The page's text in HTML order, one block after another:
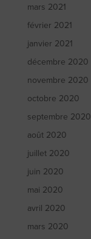
mars 2021
février 2021
janvier 2021
décembre 2020
novembre 2020
octobre 2020
septembre 2020
août 2020
juillet 2020
juin 2020
mai 2020
avril 2020
mars 2020